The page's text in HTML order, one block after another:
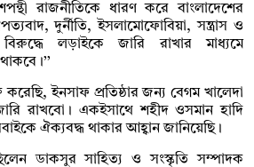
রাজনীতিকে ধারণ করে বাংলাদেশের
দুর্নীতি, ইসলামোফোবিয়া, সন্ত্রাস ও
বিরুদ্ধে লড়াইকে জারি রাখার মাধ্যমে
ইনসাফ প্রতিষ্ঠার জন্য বেগম খালেদা
রাখবো। একইসাথে শহীদ ওসমান হাদি
ঐক্যবদ্ধ থাকার আহ্বান জানিয়েছি।
ডাকসুর সাহিত্য ও সংস্কৃতি সম্পাদক